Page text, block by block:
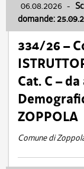
06.08.2026 -
domande:
334/26 –
Cat. C –
ZOPPOLA
Comune di